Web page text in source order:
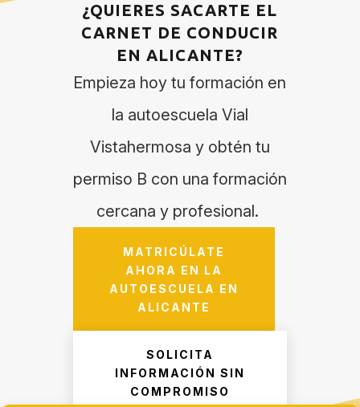
¿QUIERES SACARTE EL
CARNET DE CONDUCIR
EN ALICANTE?
Empieza hoy tu formación en
la autoescuela Vial
Vistahermosa y obtén tu
permiso B con una formación
cercana y profesional.
MATRICÚLATE
AHORA EN LA
AUTOESCUELA EN
ALICANTE
SOLICITA
INFORMACIÓN SIN
COMPROMISO